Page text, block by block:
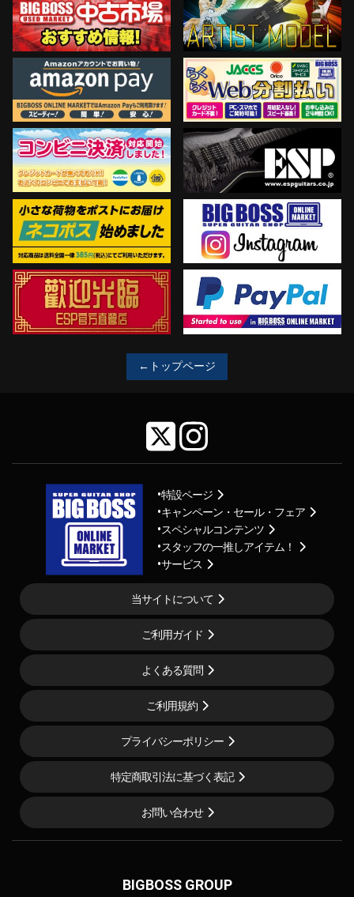
←トップページ
特設ページ
キャンペーン・セール・フェア
スペシャルコンテンツ
スタッフの一推しアイテム！
サービス
当サイトについて
ご利用ガイド
よくある質問
ご利用規約
プライバシーポリシー
特定商取引法に基づく表記
お問い合わせ
BIGBOSS GROUP